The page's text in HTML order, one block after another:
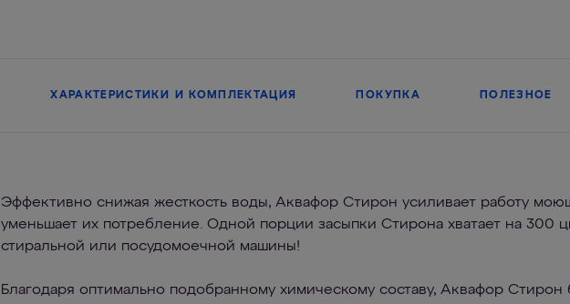
ХАРАКТЕРИСТИКИ И КОМПЛЕКТАЦИЯ ПОКУПКА ПОЛЕЗНОЕ
Эффективно снижая жесткость воды, Аквафор Стирон усиливает работу
уменьшает их потребление. Одной порции засыпки Стирона хватает на 300
стиральной или посудомоечной машины!
Благодаря оптимально подобранному химическому составу, Аквафор